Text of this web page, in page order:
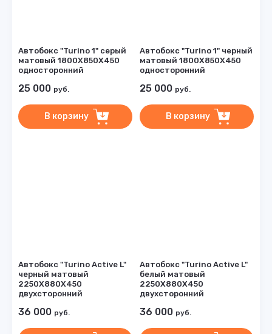
Автобокс "Turino 1" серый
матовый 1800Х850Х450
односторонний
25 000 руб.
В корзину
Автобокс "Turino 1" черный
матовый 1800Х850Х450
односторонний
25 000 руб.
В корзину
Автобокс "Turino Active L"
черный матовый
2250Х880Х450
двухсторонний
36 000 руб.
Автобокс "Turino Active L"
белый матовый
2250Х880Х450
двухсторонний
36 000 руб.